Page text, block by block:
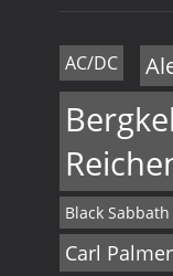
AC/DC
Black Sabbath
Carl Palmer